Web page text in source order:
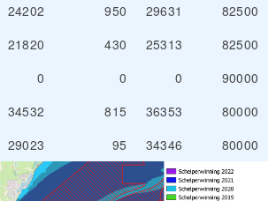
24202 950 29631
82500
21820 430 25313
82500
0 0 0
90000
34532 815 36353
80000
29023 95 34346 80000